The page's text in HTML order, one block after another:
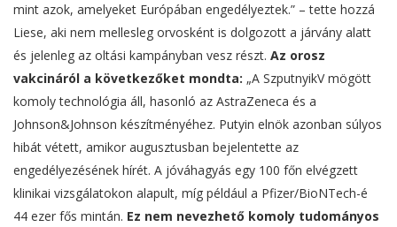
mint azok, amelyeket Európában engedélyeztek.” – tette hozzá
Liese, aki nem mellesleg orvosként is dolgozott a járvány alatt
és jelenleg az oltási kampányban vesz részt. Az orosz
vakcináról a következőket mondta: „A SzputnyikV mögött
komoly technológia áll, hasonló az AstraZeneca és a
Johnson&Johnson készítményéhez. Putyin elnök azonban súlyos
hibát vétett, amikor augusztusban bejelentette az
engedélyezésének hírét. A jóváhagyás egy 100 főn elvégzett
klinikai vizsgálatokon alapult, míg például a Pfizer/BioNTech-é
44 ezer fős mintán. Ez nem nevezhető komoly tudományos